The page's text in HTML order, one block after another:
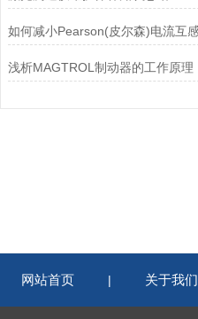
浅析MAGTROL制动器的工作原理
网站首页 | 关于我们